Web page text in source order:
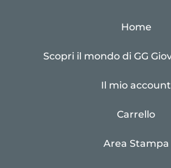
Home
Scopri il mondo di GG
Il mio account
Carrello
Area Stampa